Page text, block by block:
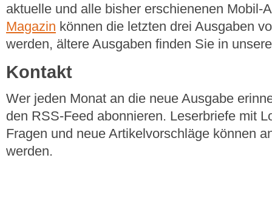
aktuelle und alle bisher erschienenen Mobil-
Magazin können die letzten drei Ausgaben
werden, ältere Ausgaben finden Sie in
Kontakt
Wer jeden Monat an die neue Ausgabe
den RSS-Feed abonnieren. Leserbriefe mit
Fragen und neue Artikelvorschläge können
werden.